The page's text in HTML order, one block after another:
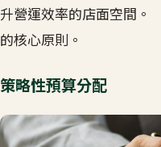
升營運效率的店面空間。
的核心原則。
策略性預算分配